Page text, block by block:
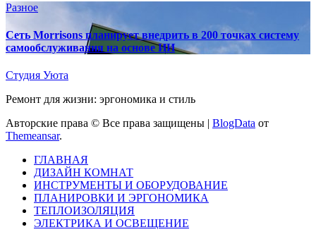
Разное
Сеть Morrisons планирует внедрить в 200 точках систему
самообслуживания на основе ИИ
Студия Уюта
Ремонт для жизни: эргономика и стиль
Авторские права © Все права защищены | BlogData от
Themeansar.
ГЛАВНАЯ
ДИЗАЙН КОМНАТ
ИНСТРУМЕНТЫ И ОБОРУДОВАНИЕ
ПЛАНИРОВКИ И ЭРГОНОМИКА
ТЕПЛОИЗОЛЯЦИЯ
ЭЛЕКТРИКА И ОСВЕЩЕНИЕ